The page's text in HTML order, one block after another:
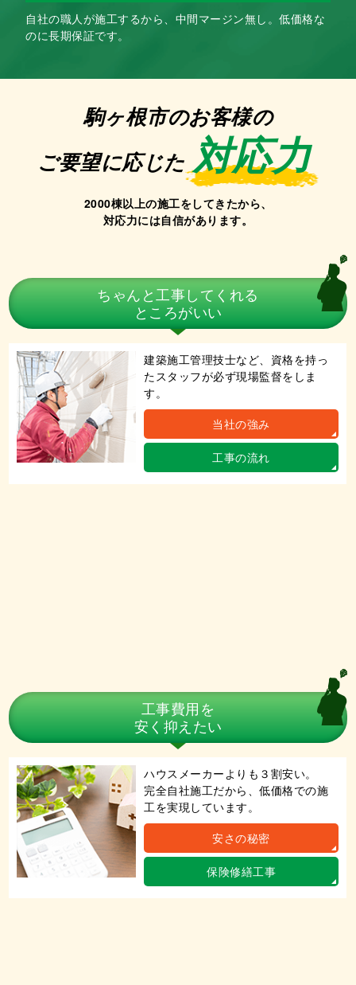
自社の職人が施工するから、中間マージン無し。低価格な
のに長期保証です。
駒ヶ根市のお客様の
ご要望に応じた 対応力
2000棟以上の施工をしてきたから、
対応力には自信があります。
ちゃんと工事してくれる
ところがいい
建築施工管理技士など、資格を持っ
たスタッフが必ず現場監督をしま
す。
当社の強み
工事の流れ
工事費用を
安く抑えたい
ハウスメーカーよりも３割安い。
完全自社施工だから、低価格での施
工を実現しています。
安さの秘密
保険修繕工事